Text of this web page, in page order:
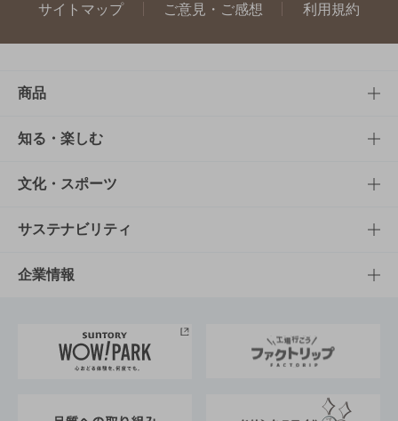
サイトマップ ご意見・ご感想 利用規約
商品
商品TOP
商品一覧
商品発売情報
栄養成分一覧
知る・楽しむ
知る・楽しむTOP
キャンペーン
工場見学
地域情報
文化・スポーツ
文化・スポーツTOP
サントリーホール
サントリーサンバーズ大阪
サステナビリティ
サステナビリティTOP
サントリーが考えるサステナビリティ経営
企業情報
企業概要